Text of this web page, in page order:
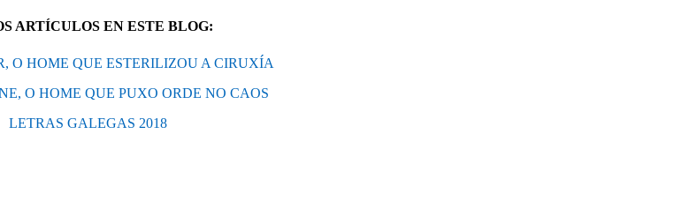
ARTÍCULOS EN ESTE BLOG:
O HOME QUE ESTERILIZOU A CIRUXÍA
O HOME QUE PUXO ORDE NO CAOS
LETRAS GALEGAS 2018